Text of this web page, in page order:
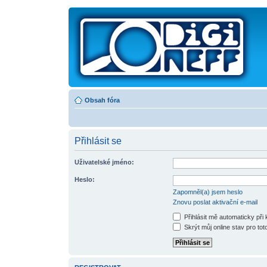
Obsah fóra
Přihlásit se
Uživatelské jméno:
Heslo:
Zapomněl(a) jsem heslo
Znovu poslat aktivační e-mail
Přihlásit mě automaticky při
Skrýt můj online stav pro